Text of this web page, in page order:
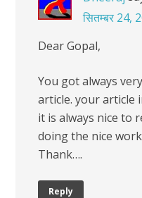
सितम्बर 24,
Dear Gopal,
You got always
article. your article
it is always nice to
doing the nice
Thank….
Reply